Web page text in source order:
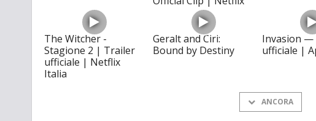
The Witcher -
Stagione 2 | Trailer
ufficiale | Netflix
Italia
Geralt and Ciri:
Bound by Destiny
Invasion —
ufficiale |
ANCORA